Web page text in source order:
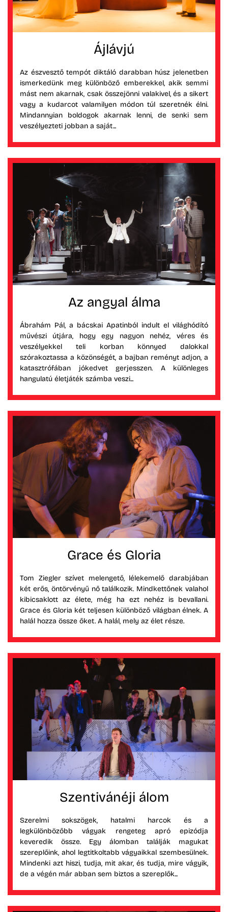
Ájlávjú
Az észvesztő tempót diktáló darabban húsz jelenetben
ismerkedünk meg különböző emberekkel, akik semmi
mást nem akarnak, csak összejönni valakivel, és a sikert
vagy a kudarcot valamilyen módon túl szeretnék élni.
Mindannyian boldogok akarnak lenni, de senki sem
veszélyezteti jobban a saját...
Az angyal álma
Ábrahám Pál, a bácskai Apatinból indult el világhódító
művészi útjára, hogy egy nagyon nehéz, véres és
veszélyekkel teli korban könnyed dalokkal
szórakoztassa a közönségét, a bajban reményt adjon, a
katasztrófában jókedvet gerjesszen. A különleges
hangulatú életjáték számba veszi...
Grace és Gloria
Tom Ziegler szívet melengető, lélekemelő darabjában
két erős, öntörvényű nő találkozik. Mindkettőnek valahol
kibicsaklott az élete, még ha ezt nehéz is bevallani.
Grace és Gloria két teljesen különböző világban élnek. A
halál hozza össze őket. A halál, mely az élet része.
Szentivánéji álom
Szerelmi sokszögek, hatalmi harcok és a
legkülönbözőbb vágyak rengeteg apró epizódja
keveredik össze. Egy álomban találják magukat
szereplőink, ahol legtitkoltabb vágyaikkal szembesülnek.
Mindenki azt hiszi, tudja, mit akar, és tudja, mire vágyik,
de a végén már abban sem biztos a szereplők...